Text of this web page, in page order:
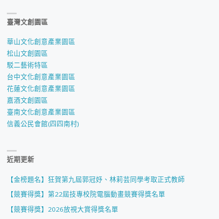
臺灣文創園區
華山文化創意產業園區
松山文創園區
駁二藝術特區
台中文化創意產業園區
花蓮文化創意產業園區
嘉酒文創園區
臺南文化創意產業園區
信義公民會館(四四南村)
近期更新
【金榜題名】狂賀第九屆郭冠妤、林莉芸同學考取正式教師
【競賽得獎】第22屆技專校院電腦動畫競賽得獎名單
【競賽得獎】2026放視大賞得獎名單